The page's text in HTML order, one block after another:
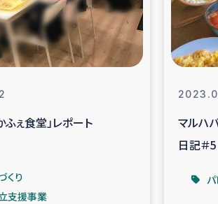
女性の生計
ふぇ食堂」レポート
くり
支援事業
マルハ
日記＃5